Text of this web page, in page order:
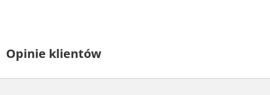
Opinie klientów